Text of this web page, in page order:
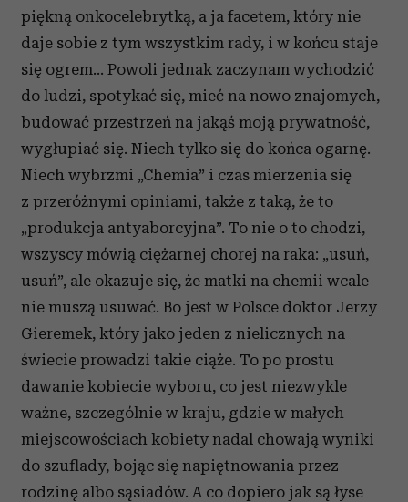
piękną onkocelebrytką, a ja facetem, który nie
daje sobie z tym wszystkim rady, i w końcu staje
się ogrem... Powoli jednak zaczynam wychodzić
do ludzi, spotykać się, mieć na nowo znajomych,
budować przestrzeń na jakąś moją prywatność,
wygłupiać się. Niech tylko się do końca ogarnę.
Niech wybrzmi „Chemia” i czas mierzenia się
z przeróżnymi opiniami, także z taką, że to
„produkcja antyaborcyjna”. To nie o to chodzi,
wszyscy mówią ciężarnej chorej na raka: „usuń,
usuń”, ale okazuje się, że matki na chemii wcale
nie muszą usuwać. Bo jest w Polsce doktor Jerzy
Gieremek, który jako jeden z nielicznych na
świecie prowadzi takie ciąże. To po prostu
dawanie kobiecie wyboru, co jest niezwykle
ważne, szczególnie w kraju, gdzie w małych
miejscowościach kobiety nadal chowają wyniki
do szuflady, bojąc się napiętnowania przez
rodzinę albo sąsiadów. A co dopiero jak są łyse